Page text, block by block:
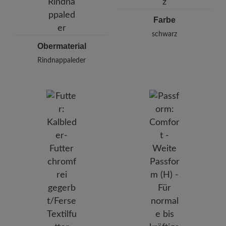
Obermaterial
Rindnappaleder
Farbe
schwarz